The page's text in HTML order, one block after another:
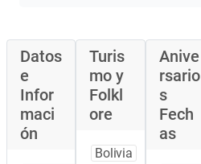
Datos
e
Infor
maci
ón
Turis
mo y
Folkl
ore
Bolivia
Anive
rsario
s
Fech
as